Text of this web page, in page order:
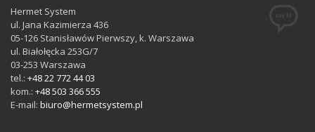
Hermet System
ul. Jana Kazimierza 436
05-126 Stanisławów Pierwszy, k. Warszawa
ul. Białołęcka 253G/7
03-253 Warszawa
tel.: +48 22 772 44 03
kom.: +48 503 366 555
E-mail: biuro@hermetsystem.pl